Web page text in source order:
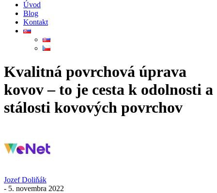
Úvod
Blog
Kontakt
Kvalitná povrchová úprava
kovov – to je cesta k odolnosti a
stálosti kovových povrchov
Jozef Doliňák
- 5. novembra 2022